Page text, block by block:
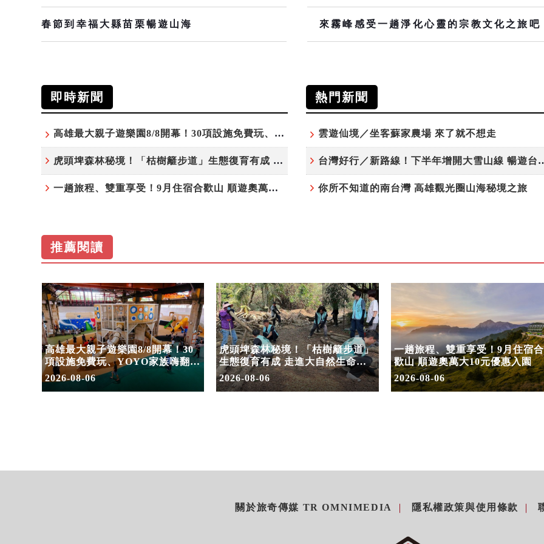
春節到幸福大縣苗栗暢遊山海 來霧峰感受一趟淨化心靈的宗教文化之旅吧
即時新聞
高雄最大親子遊樂園8/8開幕！30項設施免費玩、YOYO家族嗨翻暑假
虎頭埤森林秘境！「枯樹籬步道」生態復育有成 走進大自然生命教室
一趟旅程、雙重享受！9月住宿合歡山 順遊奧萬大10元優惠入園
熱門新聞
雲遊仙境／坐客蘇家農場 來了就不想走
台灣好行／新路線！下半
你所不知道的南台灣 高雄觀光圈山海秘境之旅
推薦閱讀
高雄最大親子遊樂園8/8開幕！30
項設施免費玩、YOYO家族嗨翻暑
假
2026-08-06
虎頭埤森林秘境！「枯樹籬步道」
生態復育有成 走進大自然生命教
室
2026-08-06
一趟旅程、雙重享受！9月住宿合
歡山 順遊奧萬大10元優惠入園
2026-08-06
關於旅奇傳媒 TR OMNIMEDIA 隱私權政策與使用條款